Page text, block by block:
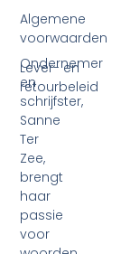
Ondernemer
en
schrijfster,
Sanne
Ter
Zee,
brengt
haar
passie
voor
Algemene
voorwaarden
Lever- en
retourbeleid